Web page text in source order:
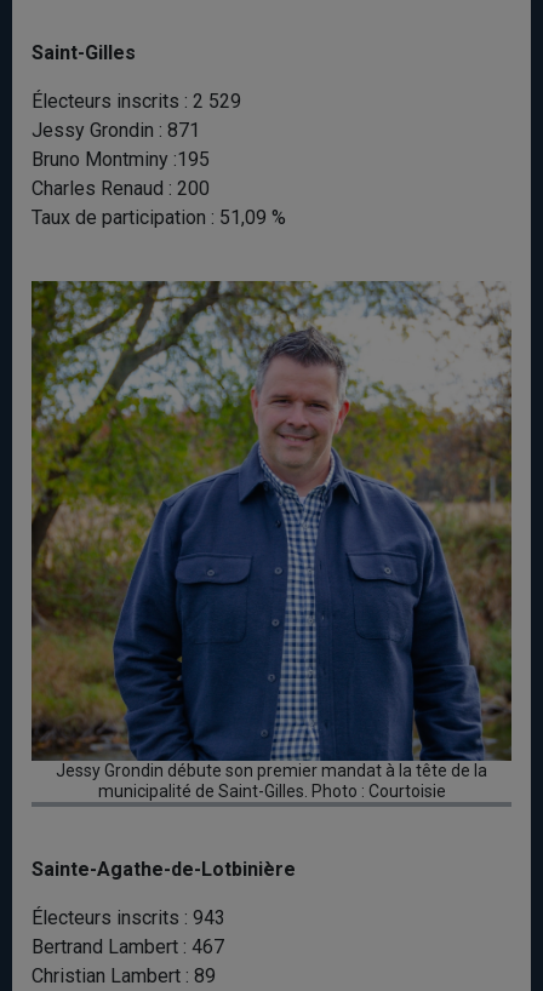
Saint-Gilles
Électeurs inscrits : 2 529
Jessy Grondin : 871
Bruno Montminy :195
Charles Renaud : 200
Taux de participation : 51,09 %
Jessy Grondin débute son premier mandat à la tête de la
municipalité de Saint-Gilles. Photo : Courtoisie
Sainte-Agathe-de-Lotbinière
Électeurs inscrits : 943
Bertrand Lambert : 467
Christian Lambert : 89